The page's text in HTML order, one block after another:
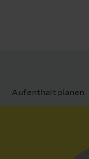
Aufenthalt planen